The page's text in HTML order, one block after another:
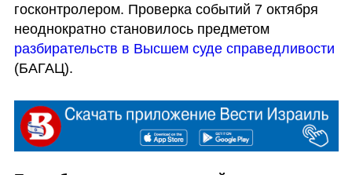
госконтролером. Проверка событий 7 октября
неоднократно становилось предметом
разбирательств в Высшем суде справедливости
(БАГАЦ).